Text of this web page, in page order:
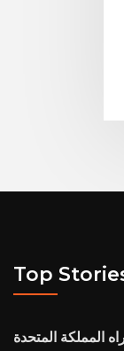
Top
المملكة المتحدة